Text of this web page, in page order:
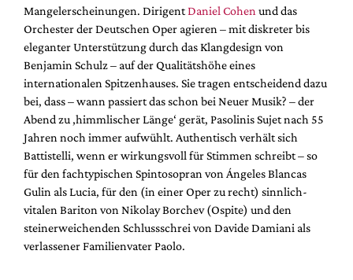
Mangelerscheinungen. DirigentDaniel Cohen und das
Orchester der Deutschen Oper agieren – mit diskreter bis
eleganter Unterstützung durch das Klangdesign von
Benjamin Schulz – auf der Qualitätshöhe eines
internationalen Spitzenhauses. Sie tragen entscheidend dazu
bei, dass – wann passiert das schon bei Neuer Musik? – der
Abend zu ‚himmlischer Länge‘ gerät, Pasolinis Sujet nach 55
Jahren noch immer aufwühlt. Authentisch verhält sich
Battistelli, wenn er wirkungsvoll für Stimmen schreibt – so
für den fachtypischen Spintosopran von Ángeles Blancas
Gulin als Lucia, für den (in einer Oper zu recht) sinnlich-
vitalen Bariton von Nikolay Borchev (Ospite) und den
steinerweichenden Schlussschrei von Davide Damiani als
verlassener Familienvater Paolo.